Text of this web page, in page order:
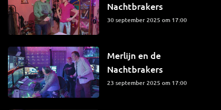
Nachtbrakers
30 september 2025 om 17:00
Merlijn en de
Nachtbrakers
23 september 2025 om 17:00